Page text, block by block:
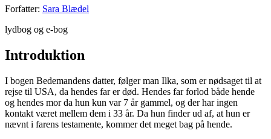
Forfatter: Sara Blædel
lydbog og e-bog
Introduktion
I bogen Bedemandens datter, følger man Ilka, som er nødsaget til at
rejse til USA, da hendes far er død. Hendes far forlod både hende
og hendes mor da hun kun var 7 år gammel, og der har ingen
kontakt været mellem dem i 33 år. Da hun finder ud af, at hun er
nævnt i farens testamente, kommer det meget bag på hende.